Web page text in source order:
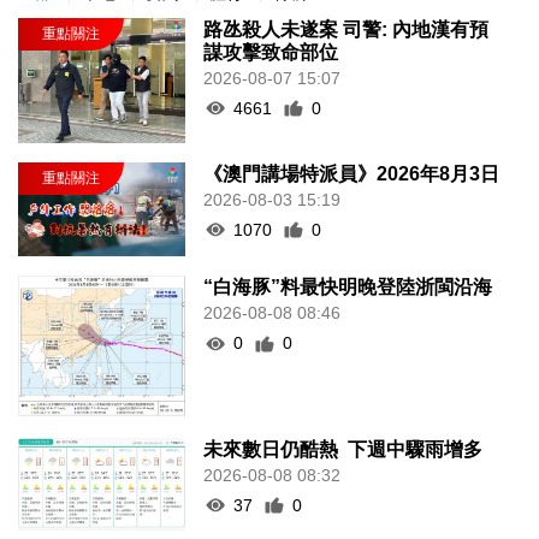
路氹殺人未遂案 司警: 內地漢有預
謀攻擊致命部位
2026-08-07 15:07
4661
0
《澳門講場特派員》2026年8月3日
2026-08-03 15:19
1070
0
“白海豚”料最快明晚登陸浙閩沿海
2026-08-08 08:46
0
0
未來數日仍酷熱 下週中驟雨增多
2026-08-08 08:32
37
0